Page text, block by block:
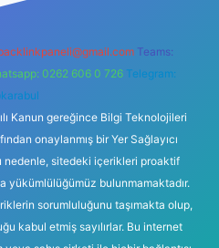
Teams:
0262 606 0 726 Telegram:
Kanun gereğince Bilgi Teknolojileri
onaylanmış bir Yer Sağlayıcı
nedenle, sitedeki içerikleri proaktif
yükümlülüğümüz bulunmamaktadır.
sorumluluğunu taşımakta olup,
kabul etmiş sayılırlar. Bu internet